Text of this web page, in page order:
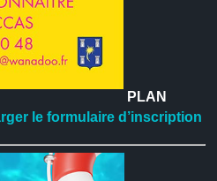
PLAN
le formulaire d’inscription